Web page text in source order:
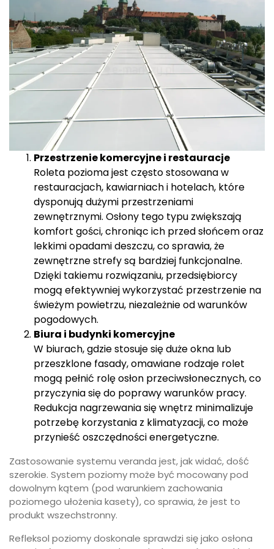
Przestrzenie komercyjne i restauracje
Roleta pozioma jest często stosowana w
restauracjach, kawiarniach i hotelach, które
dysponują dużymi przestrzeniami
zewnętrznymi. Osłony tego typu zwiększają
komfort gości, chroniąc ich przed słońcem oraz
lekkimi opadami deszczu, co sprawia, że
zewnętrzne strefy są bardziej funkcjonalne.
Dzięki takiemu rozwiązaniu, przedsiębiorcy
mogą efektywniej wykorzystać przestrzenie na
świeżym powietrzu, niezależnie od warunków
pogodowych.
Biura i budynki komercyjne
W biurach, gdzie stosuje się duże okna lub
przeszklone fasady, omawiane rodzaje rolet
mogą pełnić rolę osłon przeciwsłonecznych, co
przyczynia się do poprawy warunków pracy.
Redukcja nagrzewania się wnętrz minimalizuje
potrzebę korzystania z klimatyzacji, co może
przynieść oszczędności energetyczne.
Zastosowanie systemu veranda jest, jak widać, dość
szerokie. System poziomy może być mocowany pod
dowolnym kątem (pod warunkiem zachowania
poziomego ułożenia kasety), co sprawia, że jest to
produkt wszechstronny.
Refleksol poziomy doskonale sprawdzi się jako osłona